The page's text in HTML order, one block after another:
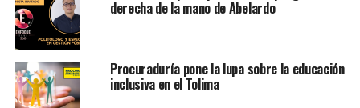
derecha de la mano de Abelardo
Procuraduría pone la lupa sobre la educación
inclusiva en el Tolima